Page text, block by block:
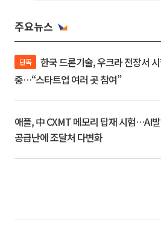
주요뉴스
단독
중…“스타트업 여러 곳 참여”
애플, 中 CXMT 메모리 탑재 시험…AI발
공급난에 조달처 다변화